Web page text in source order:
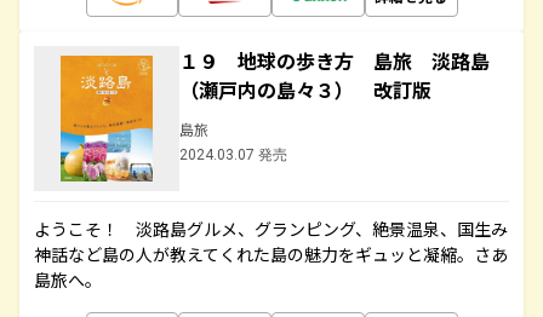
１９ 地球の歩き方 島旅 淡路島
（瀬戸内の島々３） 改訂版
島旅
2024.03.07 発売
ようこそ！ 淡路島グルメ、グランピング、絶景温泉、国生み
神話など島の人が教えてくれた島の魅力をギュッと凝縮。さあ
島旅へ。